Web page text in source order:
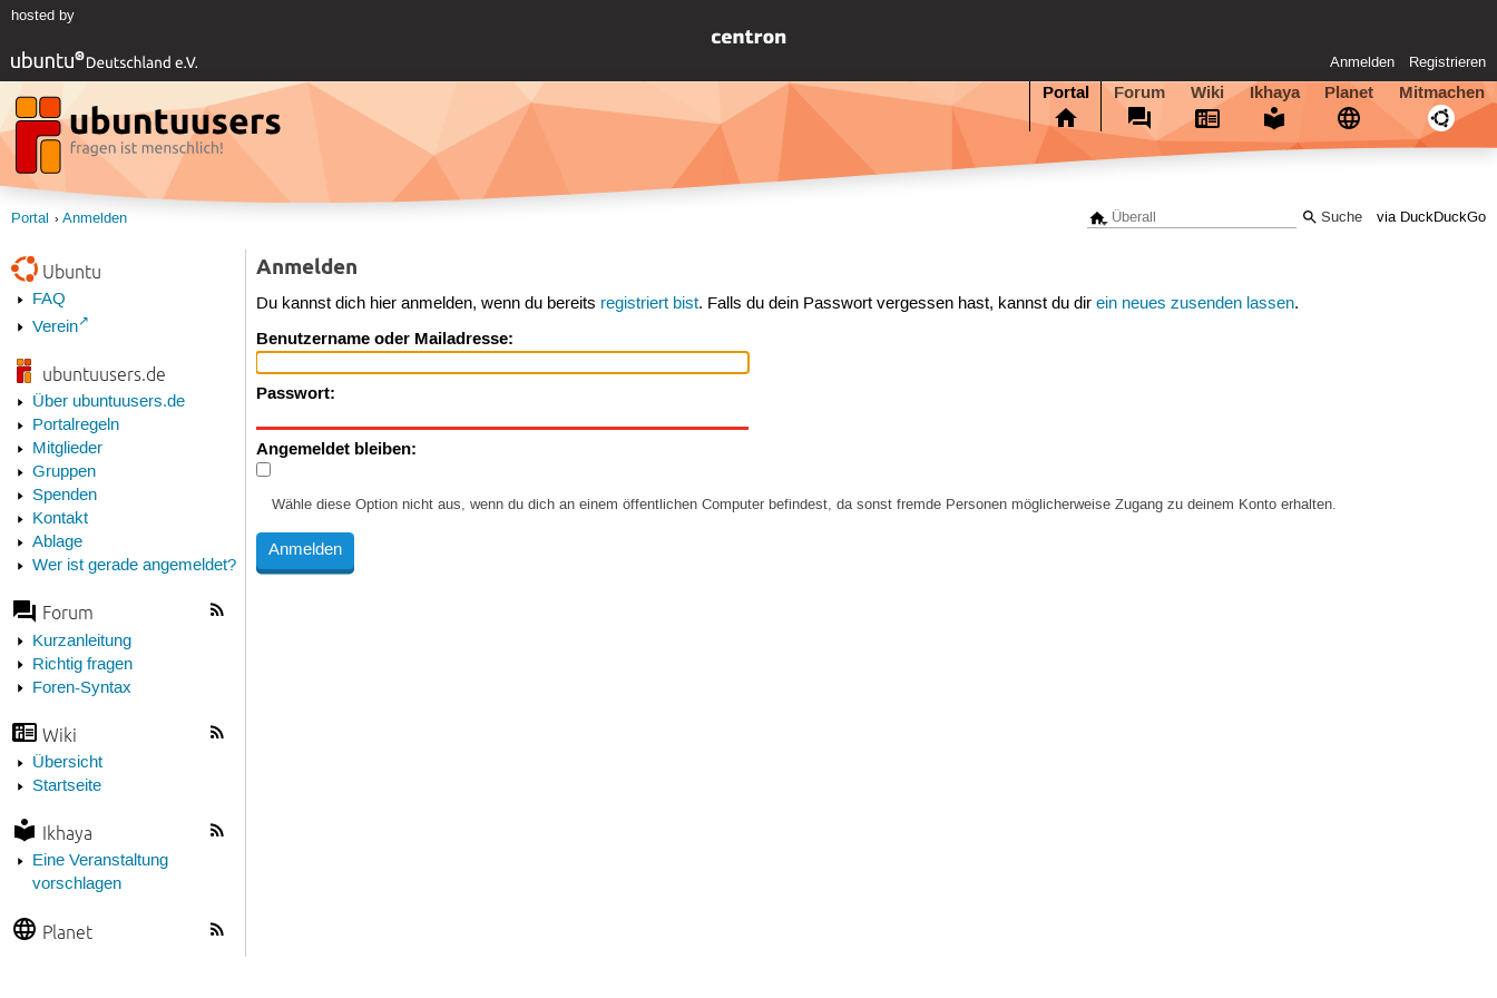
hosted by
Anmelden Registrieren
Portal Forum Wiki Ikhaya Planet Mitmachen
via DuckDuckGo
Portal Anmelden
Ubuntu
FAQ
Verein
ubuntuusers.de
Über ubuntuusers.de
Portalregeln
Mitglieder
Gruppen
Spenden
Kontakt
Ablage
Wer ist gerade angemeldet?
Forum
Kurzanleitung
Richtig fragen
Foren-Syntax
Wiki
Übersicht
Startseite
Ikhaya
Eine Veranstaltung
vorschlagen
Planet
Anmelden
Du kannst dich hier anmelden, wenn du bereits registriert bist. Falls du dein Passwort vergessen hast, kannst du direin neues zusenden lassen.
Benutzername oder Mailadresse:
Passwort:
Angemeldet bleiben:
Wähle diese Option nicht aus, wenn du dich an einem öffentlichen Computer befindest, da sonst fremde Personen möglicherweise Zugang zu deinem Konto erhalten.